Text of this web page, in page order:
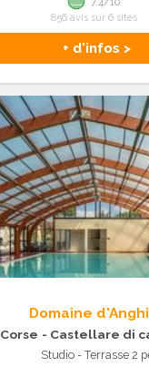
+ d'infos >
7.4/10
856 avis sur 6 sites
Domaine
Corse - Castellare di
Studio - Terrasse 2